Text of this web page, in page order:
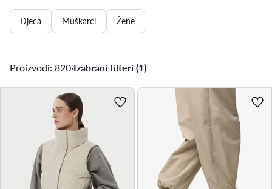
Djeca Muškarci Žene
Proizvodi: 820·Izabrani filteri (1)